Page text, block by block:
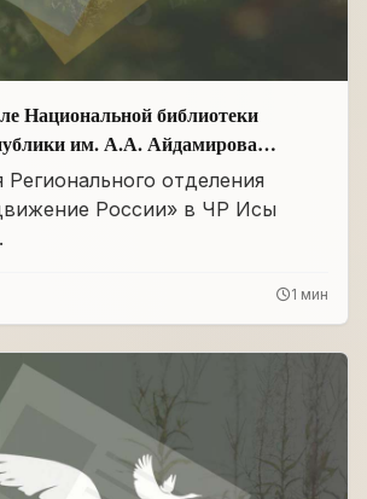
Национальной библиотеки
им. А.А. Айдамирова
Регионального отделения
России» в ЧР Исы
1 мин